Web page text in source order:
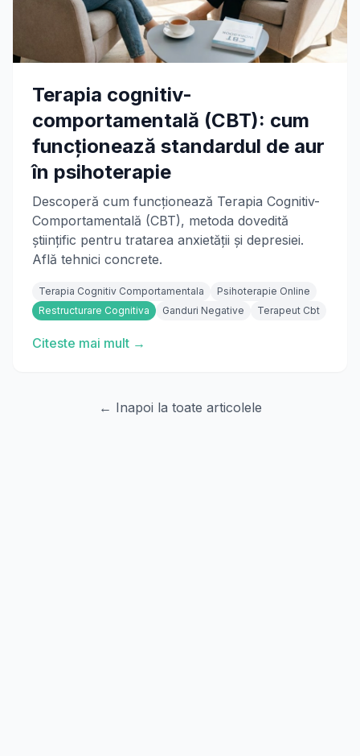
Terapia cognitiv-
comportamentală (CBT): cum
funcționează standardul de aur
în psihoterapie
Descoperă cum funcționează Terapia Cognitiv-
Comportamentală (CBT), metoda dovedită
științific pentru tratarea anxietății și depresiei.
Află tehnici concrete.
Terapia Cognitiv Comportamentala
Psihoterapie Online
Restructurare Cognitiva
Ganduri Negative Terapeut Cbt
Citeste mai mult →
← Inapoi la toate articolele